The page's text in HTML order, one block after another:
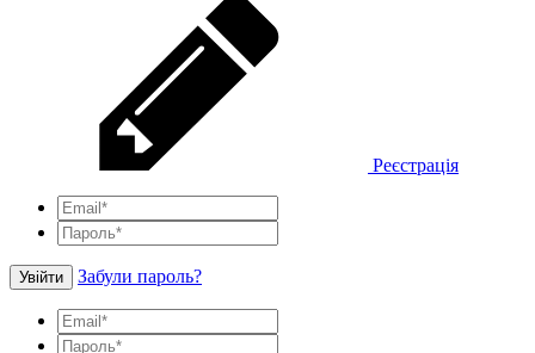
Реєстрація
Увійти Забули пароль?